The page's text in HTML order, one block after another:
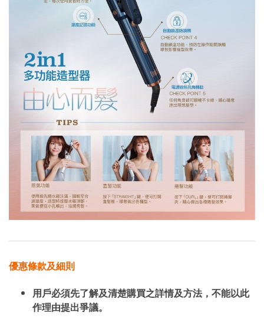
優惠條款及細則
用戶必須先了解及清楚購買之詳情及方法，不能以此
作理由提出爭議。